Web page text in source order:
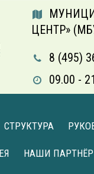
ЦЕНТР»
8 (495)
09.00 -
СТРУКТУРА
НАШИ